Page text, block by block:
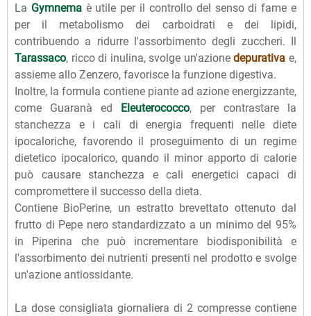
La Gymnemaè utile per il controllo del senso di fame e
per il metabolismo dei carboidrati e dei lipidi,
contribuendo a ridurre l'assorbimento degli zuccheri. Il
Tarassaco, ricco di inulina, svolge un'azionedepurativa e,
assieme allo Zenzero, favorisce la funzione digestiva.
Inoltre, la formula contiene piante ad azione energizzante,
come Guaranà ed Eleuterococco, per contrastare la
stanchezza e i cali di energia frequenti nelle diete
ipocaloriche, favorendo il proseguimento di un regime
dietetico ipocalorico, quando il minor apporto di calorie
può causare stanchezza e cali energetici capaci di
compromettere il successo della dieta.
Contiene BioPerine, un estratto brevettato ottenuto dal
frutto di Pepe nero standardizzato a un minimo del 95%
in Piperina che può incrementare biodisponibilità e
l'assorbimento dei nutrienti presenti nel prodotto e svolge
un'azione antiossidante.
La dose consigliata giornaliera di 2 compresse contiene